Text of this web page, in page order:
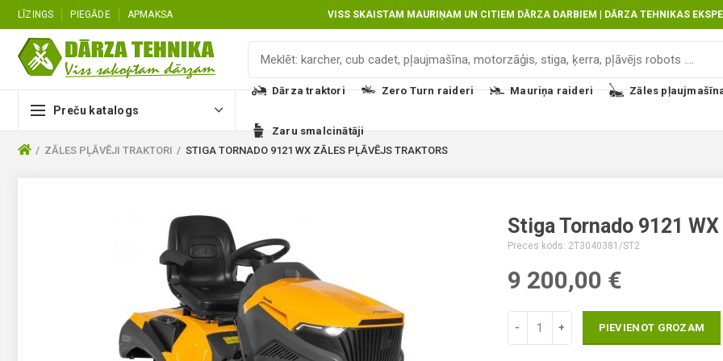
LĪZINGS PIEGĀDE APMAKSA VISS SKAISTAM MAURIŅAM UN CITIEM DĀRZA DARBIEM | DĀRZA TEHNIKAS
Preču katalogs
Dārza traktori Zero Turn raideri Mauriņa raideri Zāles
Zaru smalcinātāji
ZĀLES PĻĀVĒJI TRAKTORI
STIGA TORNADO 9121 WX ZĀLES PĻĀVĒJS TRAKTORS
Stiga Tornado 9121
Lumag Tehnika, malkas sagatavošanai,
Kur pirkt, salidzinat cenu Zāles pļāvēji
Interneta veikals instrumenti,
Preces kods: 2T3040381/ST2
9 200,00 €
PIEVIENOT GROZAM